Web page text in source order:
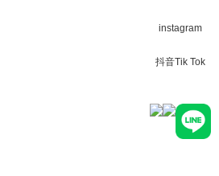
instagram
抖音Tik Tok